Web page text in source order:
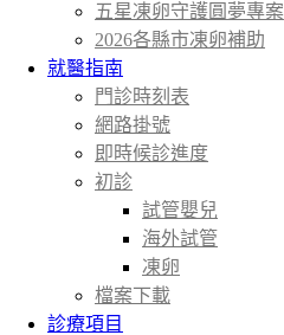
五星凍卵守護圓夢專案
2026各縣市凍卵補助
就醫指南
門診時刻表
網路掛號
即時候診進度
初診
試管嬰兒
海外試管
凍卵
檔案下載
診療項目